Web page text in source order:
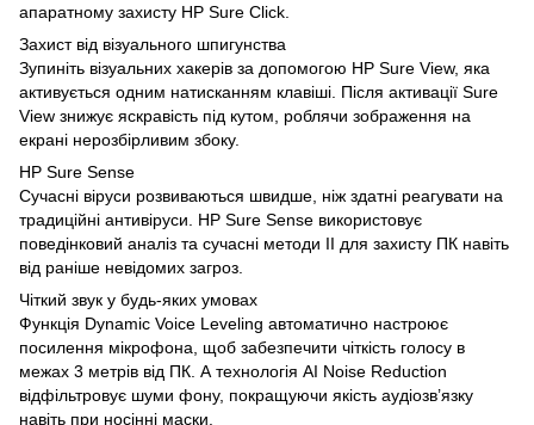
апаратному захисту HP Sure Click.
Захист від візуального шпигунства
Зупиніть візуальних хакерів за допомогою HP Sure View, яка
активується одним натисканням клавіші. Після активації Sure
View знижує яскравість під кутом, роблячи зображення на
екрані нерозбірливим збоку.
HP Sure Sense
Сучасні віруси розвиваються швидше, ніж здатні реагувати на
традиційні антивіруси. HP Sure Sense використовує
поведінковий аналіз та сучасні методи ІІ для захисту ПК навіть
від раніше невідомих загроз.
Чіткий звук у будь-яких умовах
Функція Dynamic Voice Leveling автоматично настроює
посилення мікрофона, щоб забезпечити чіткість голосу в
межах 3 метрів від ПК. А технологія AI Noise Reduction
відфільтровує шуми фону, покращуючи якість аудіозв’язку
навіть при носінні маски.